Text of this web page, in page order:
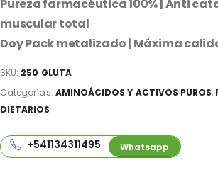
Pureza farmacéutica 100% | Anti
muscular total
Doy Pack metalizado | Máxima
SKU: 250 GLUTA
Categorías: AMINOÁCIDOS Y ACTIVOS PUROS,
DIETARIOS
+541134311495 Whatsapp